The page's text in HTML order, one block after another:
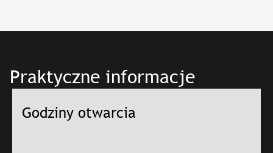
Praktyczne informacje
Godziny otwarcia